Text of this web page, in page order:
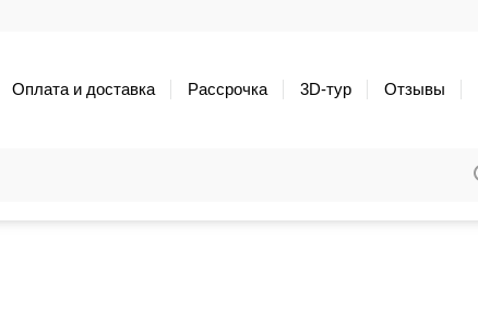
Оплата и доставка Рассрочка 3D-тур Отзывы